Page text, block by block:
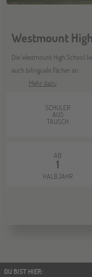
21
DEZ
ONLINE
Westmount
Die Westmount High School
auch bilinguale Fächer an.
Mehr dazu
SCHÜLER
AUS
TAUSCH
AB
1
HALBJAHR
DU BIST HIER: